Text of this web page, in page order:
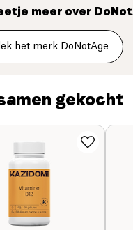
gekocht
Verzadigd Vetgehalte
Goede Doelen
is een
als onderdeel van een
een gezonde levensstijl.
tegen licht.
meer over
het merk DoNotAge